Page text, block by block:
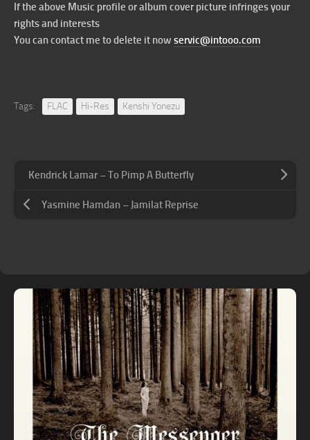
If the above Music profile or album cover picture infringes your
rights and interests
You can contact me to delete it now servic@intooo.com
Tags: FLAC Hi-Res Kenshi Yonezu
Kendrick Lamar – To Pimp A Butterfly
Yasmine Hamdan – Jamilat Reprise